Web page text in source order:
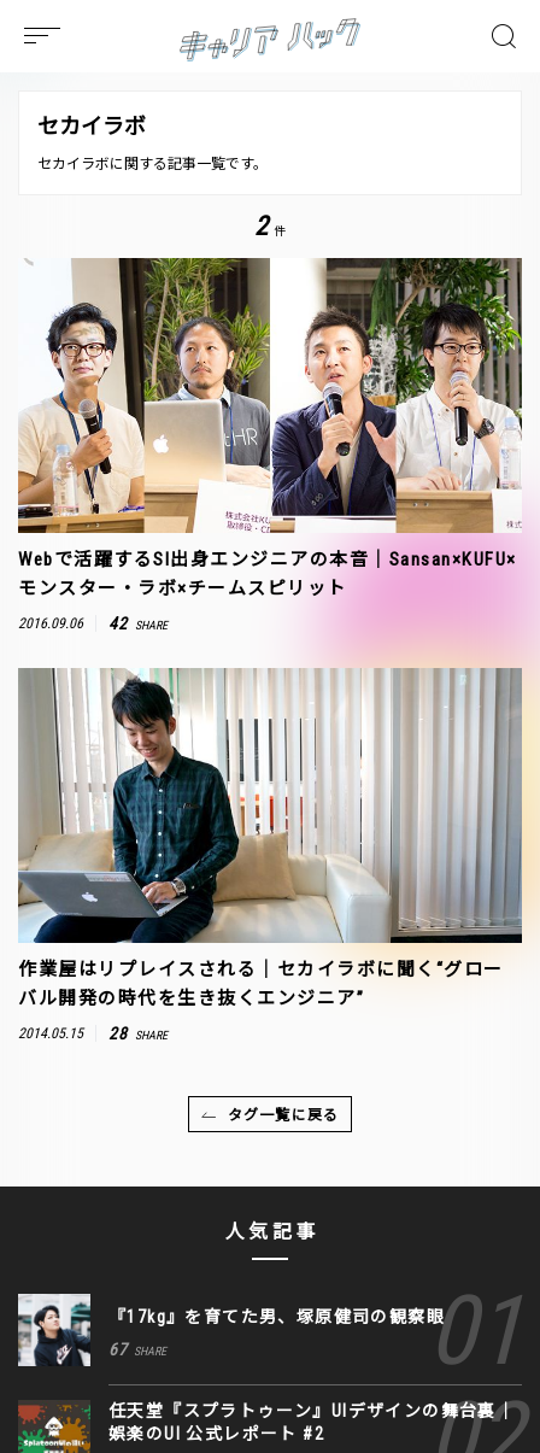
セカイラボ
セカイラボに関する記事一覧です。
2 件
Webで活躍するSI出身エンジニアの本音｜Sansan×KUFU×
モンスター・ラボ×チームスピリット
2016.09.06 42 SHARE
作業屋はリプレイスされる｜セカイラボに聞く“グロー
バル開発の時代を生き抜くエンジニア”
2014.05.15 28 SHARE
タグ一覧に戻る
人気記事
『17kg』を育てた男、塚原健司の観察眼
67 SHARE
任天堂『スプラトゥーン』UIデザインの舞台裏｜
娯楽のUI 公式レポート #2